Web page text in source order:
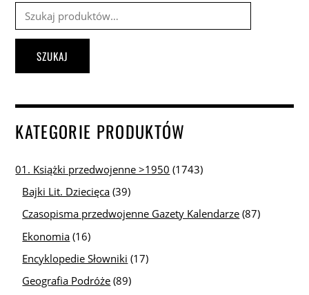
Szukaj:
SZUKAJ
KATEGORIE PRODUKTÓW
01. Książki przedwojenne >1950 (1743)
Bajki Lit. Dziecięca (39)
Czasopisma przedwojenne Gazety Kalendarze (87)
Ekonomia (16)
Encyklopedie Słowniki (17)
Geografia Podróże (89)